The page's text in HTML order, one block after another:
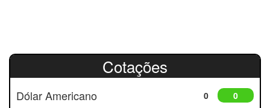
Cotações
Dólar Americano 0 0